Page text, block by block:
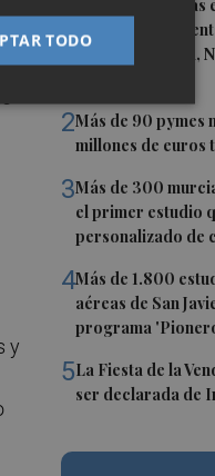
Vuelven las
alerta por
Vega del Segura,
2Más de 90 pymes
millones de euros
3Más de 300
el primer estudio
personalizado de
4Más de 1.800
aéreas de San
programa
5La Fiesta de la
ser declarada de
y
TODO